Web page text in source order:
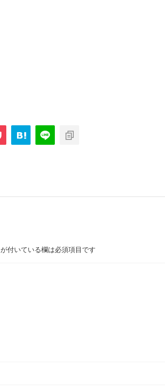
が付いている欄は必須項目です